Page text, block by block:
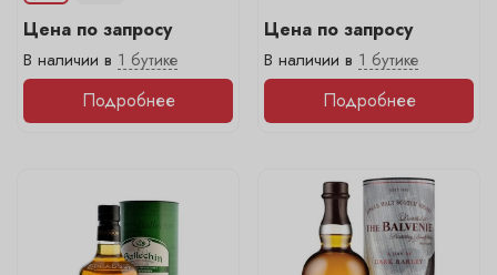
Цена по запросу
В наличии в 1 бутике
Подробнее
Цена по запросу
В наличии в 1 бутике
Подробнее